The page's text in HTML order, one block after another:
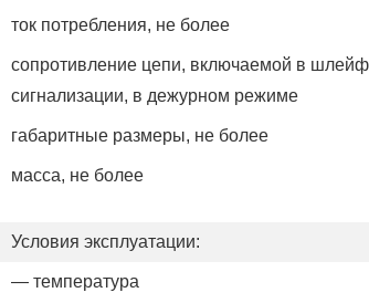
ток потребления, не более
сопротивление цепи, включаемой в шлейф
сигнализации, в дежурном режиме
габаритные размеры, не более
масса, не более
Условия эксплуатации:
— температура